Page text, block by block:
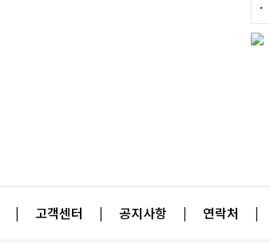
| 고객센터 | 공지사항 | 연락처 |